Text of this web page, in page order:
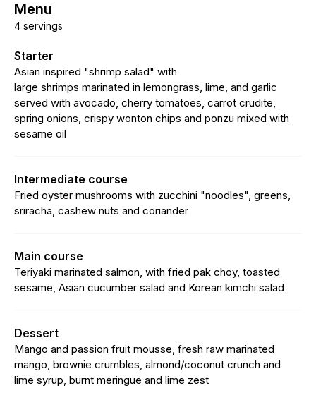
Menu
4 servings
Starter
Asian inspired "shrimp salad" with
large shrimps marinated in lemongrass, lime, and garlic
served with avocado, cherry tomatoes, carrot crudite,
spring onions, crispy wonton chips and ponzu mixed with
sesame oil
Intermediate course
Fried oyster mushrooms with zucchini "noodles", greens,
sriracha, cashew nuts and coriander
Main course
Teriyaki marinated salmon, with fried pak choy, toasted
sesame, Asian cucumber salad and Korean kimchi salad
Dessert
Mango and passion fruit mousse, fresh raw marinated
mango, brownie crumbles, almond/coconut crunch and
lime syrup, burnt meringue and lime zest